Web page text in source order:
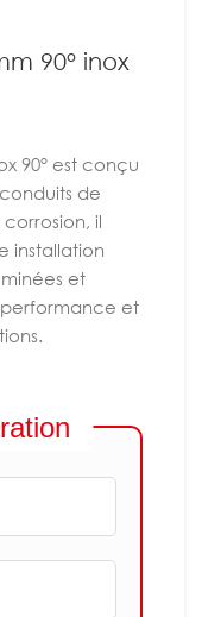
90° inox
90° est conçu
de
il
installation
et
et